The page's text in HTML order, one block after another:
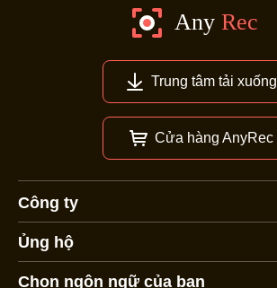
Trung tâm tải xuống
Cửa hàng AnyRec
Công ty
Ủng hộ
Chọn ngôn ngữ của bạn